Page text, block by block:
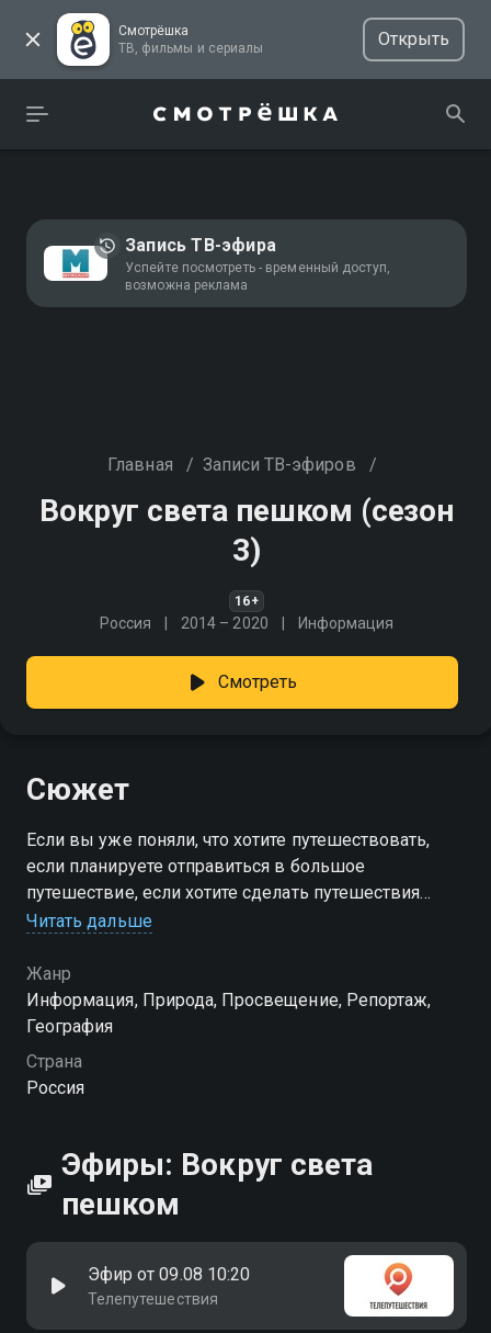
Смотрёшка
ТВ, фильмы и сериалы
Открыть
Запись ТВ-эфира
Успейте посмотреть - временный доступ,
возможна реклама
Главная / Записи ТВ-эфиров /
Вокруг света пешком (сезон
3)
16+
Россия 2014 – 2020 Информация
Смотреть
Сюжет
Если вы уже поняли, что хотите путешествовать,
если планируете отправиться в большое
путешествие, если хотите сделать путешествия
самой важной частью своей жизни,
Посмотреть онлайн 3 сезон сериала Вокруг света
пешком вы можете совершенно бесплатно в
хорошем HD качестве на Смотрёшке
Читать дальше
Жанр
Информация, Природа, Просвещение, Репортаж,
География
Страна
Россия
Эфиры: Вокруг света
пешком
Эфир от 09.08 10:20
Телепутешествия